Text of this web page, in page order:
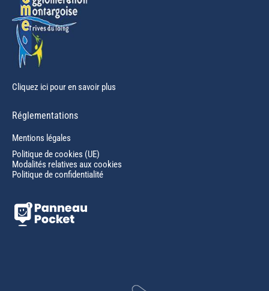
Cliquez ici pour en savoir plus
Réglementations
Mentions légales
Politique de cookies (UE)
Modalités relatives aux cookies
Politique de confidentialité